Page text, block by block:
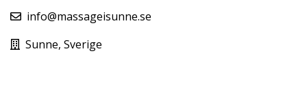
info@massageisunne.se
Sunne, Sverige